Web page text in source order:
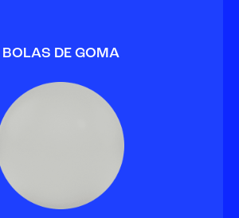
BOLAS DE GOMA